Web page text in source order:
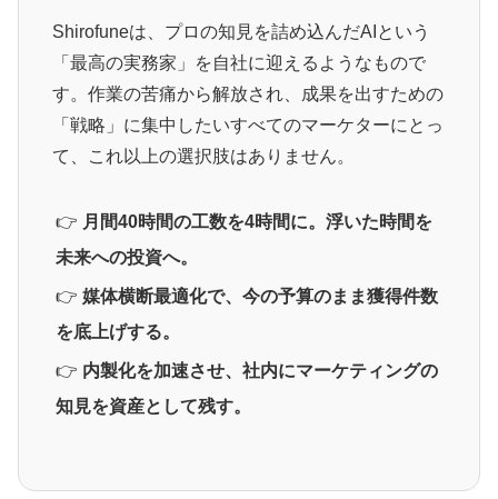
Shirofuneは、プロの知見を詰め込んだAIという
「最高の実務家」を自社に迎えるようなもので
す。作業の苦痛から解放され、成果を出すための
「戦略」に集中したいすべてのマーケターにとっ
て、これ以上の選択肢はありません。
👉 月間40時間の工数を4時間に。浮いた時間を
未来への投資へ。
👉媒体横断最適化で、今の予算のまま獲得件数
を底上げする。
👉 内製化を加速させ、社内にマーケティングの
知見を資産として残す。